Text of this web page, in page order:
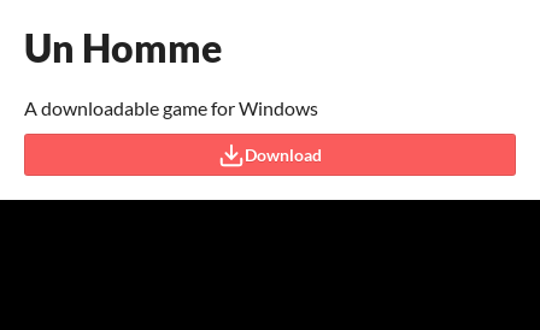
Un Homme
A downloadable game for Windows
Download